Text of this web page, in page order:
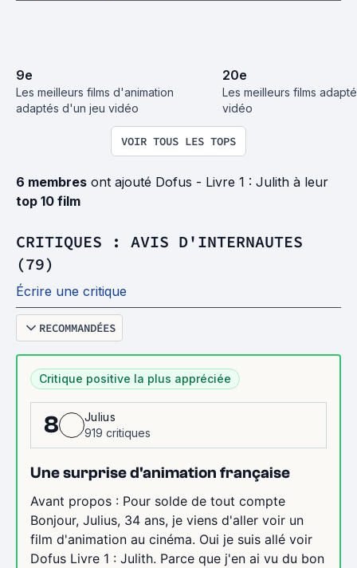
9e
Les meilleurs films d'animation
adaptés d'un jeu vidéo
20e
Les meilleurs films
vidéo
VOIR TOUS LES TOPS
6 membres ont ajouté Dofus - Livre 1 : Julith à leur
top 10 film
CRITIQUES : AVIS D'INTERNAUTES
(79)
Écrire une critique
RECOMMANDÉES
Critique positive la plus appréciée
8
Julius
919 critiques
Une surprise d'animation française
Avant propos : Pour solde de tout compte
Bonjour, Julius, 34 ans, je viens d'aller voir un
film d'animation au cinéma. Oui je suis allé voir
Dofus Livre 1 : Julith. Parce que j'en ai vu du bon